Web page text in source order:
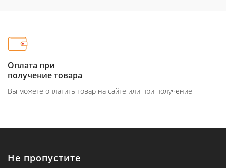
Оплата при
получение товара
Вы можете оплатить товар на сайте или при получение
Не пропустите